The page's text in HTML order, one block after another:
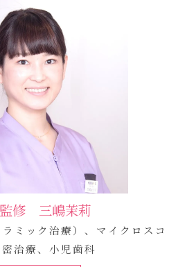
修 三嶋茉莉
ミック治療）、マイクロスコ
治療、小児歯科